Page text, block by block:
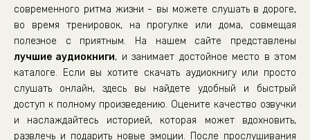
современного ритма жизни - вы можете слушать в дороге,
во время тренировок, на прогулке или дома, совмещая
полезное с приятным. На нашем сайте представлены
лучшие аудиокниги, и занимает достойное место в этом
каталоге. Если вы хотите скачать аудиокнигу или просто
слушать онлайн, здесь вы найдете удобный и быстрый
доступ к полному произведению. Оцените качество озвучки
и наслаждайтесь историей, которая может вдохновить,
развлечь и подарить новые эмоции. После прослушивания